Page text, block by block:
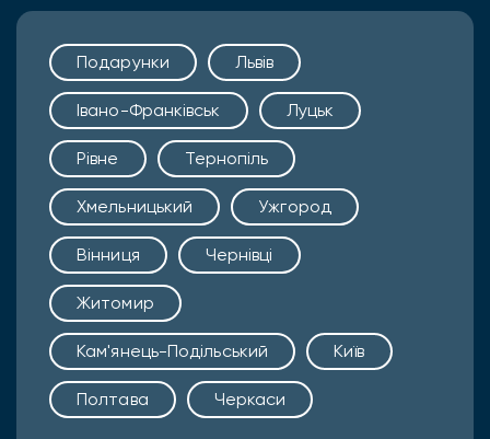
Подарунки Львів
Івано-Франківськ Луцьк
Рівне Тернопіль
Хмельницький Ужгород
Вінниця Чернівці
Житомир
Кам'янець-Подільський Київ
Полтава Черкаси